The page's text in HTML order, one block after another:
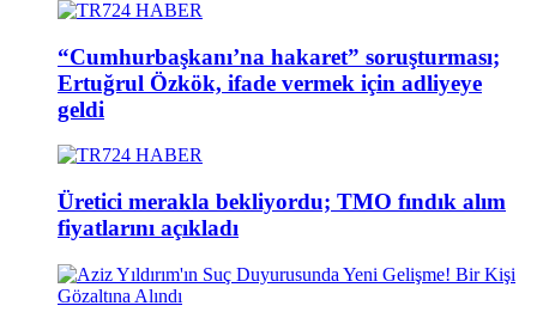
“Cumhurbaşkanı’na hakaret” soruşturması;
Ertuğrul Özkök, ifade vermek için adliyeye
geldi
Üretici merakla bekliyordu; TMO fındık alım
fiyatlarını açıkladı